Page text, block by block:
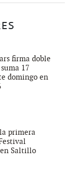
firma doble
17
domingo en
primera
en Saltillo